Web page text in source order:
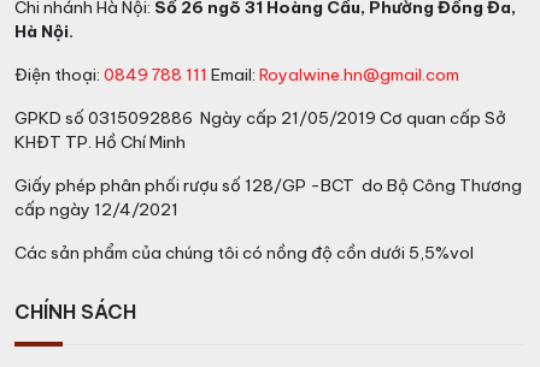
Chi nhánh Hà Nội: Số 26 ngõ 31 Hoàng Cầu, Phường Đống Đa,
Hà Nội.
Điện thoại: 0849 788 111 Email: Royalwine.hn@gmail.com
GPKD số 0315092886 Ngày cấp 21/05/2019 Cơ quan cấp Sở
KHĐT TP. Hồ Chí Minh
Giấy phép phân phối rượu số 128/GP -BCT do Bộ Công Thương
cấp ngày 12/4/2021
Các sản phẩm của chúng tôi có nồng độ cồn dưới 5,5%vol
CHÍNH SÁCH